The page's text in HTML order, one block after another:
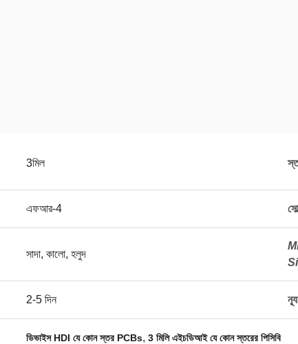
3মিল
এফআর-4
সাদা, কালো, হলুদ
2-5 দিন
ডিভাইস HDI যে কোন স্তর PCBs, 3 মিলি এইচডিআই যে কোন স্তরের পিসিবি